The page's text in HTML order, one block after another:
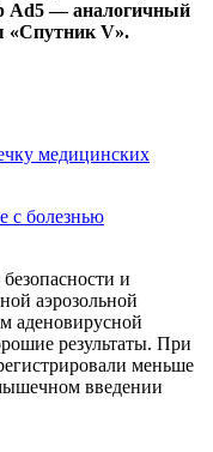
Ad5 — аналогичный
«Спутник V».
медицинских
с болезнью
и
аэрозольной
аденовирусной
результаты. При
меньше
введении